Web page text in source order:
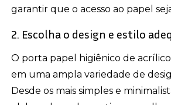
garantir que o acesso ao papel
2. Escolha o design e estilo
O porta papel higiênico de
em uma ampla variedade de
Desde os mais simples e